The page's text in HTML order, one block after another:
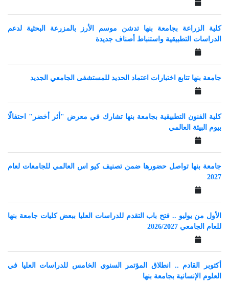
كلية الزراعة بجامعة بنها تدشن موسم الأرز بالمزرعة البحثية لدعم
الدراسات التطبيقية واستنباط أصناف جديدة
جامعة بنها تتابع اختبارات اعتماد الحديد للمستشفى الجامعي الجديد
كلية الفنون التطبيقية بجامعة بنها تشارك في معرض "أثر أخضر" احتفالًا
بيوم البيئة العالمي
جامعة بنها تواصل حضورها ضمن تصنيف كيو اس العالمي للجامعات لعام
2027
الأول من يوليو .. فتح باب التقدم للدراسات العليا ببعض كليات جامعة بنها
للعام الجامعي 2026/2027
أكتوبر القادم .. انطلاق المؤتمر السنوي الخامس للدراسات العليا في
العلوم الإنسانية بجامعة بنها